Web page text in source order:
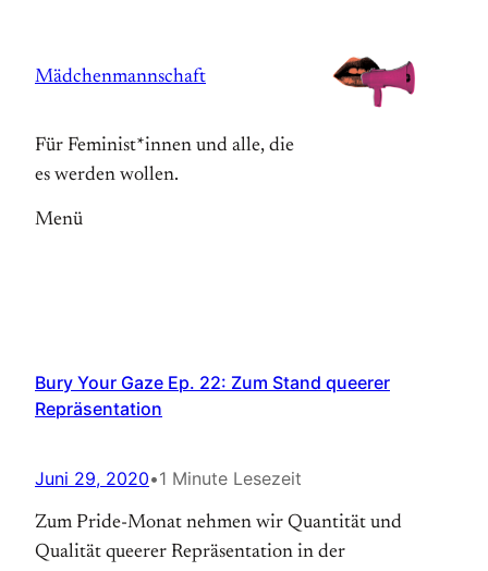
springen
Mädchenmannschaft
Für Feminist*innen und alle, die
es werden wollen.
Menü
Bury Your Gaze Ep. 22: Zum Stand queerer
Repräsentation
Juni 29, 2020•1 Minute Lesezeit
Zum Pride-Monat nehmen wir Quantität und
Qualität queerer Repräsentation in der